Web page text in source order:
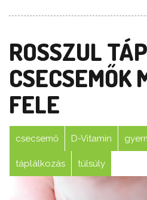
ROSSZUL
CSECSEMŐK
FELE
csecsemő D-Vitamin
táplálkozás túlsúly